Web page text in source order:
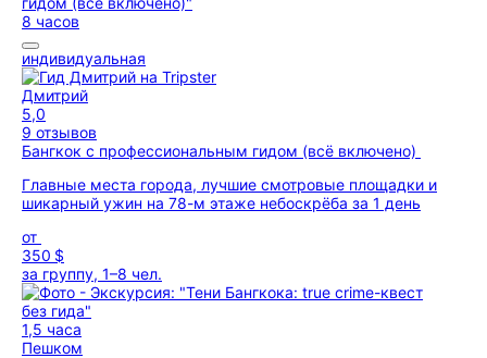
8 часов
индивидуальная
Дмитрий
5,0
9 отзывов
Бангкок с профессиональным гидом (всё включено)
Главные места города, лучшие смотровые площадки и
шикарный ужин на 78-м этаже небоскрёба за 1 день
от
350 $
за группу, 1–8 чел.
1,5 часа
Пешком